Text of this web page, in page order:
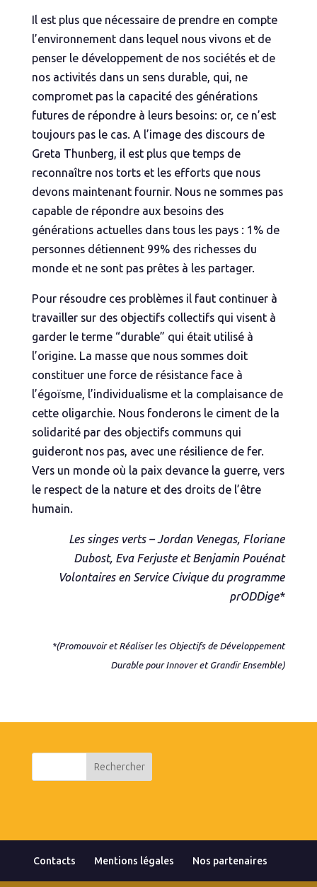
Il est plus que nécessaire de prendre en compte
l’environnement dans lequel nous vivons et de
penser le développement de nos sociétés et de
nos activités dans un sens durable, qui, ne
compromet pas la capacité des générations
futures de répondre à leurs besoins: or, ce n’est
toujours pas le cas. A l’image des discours de
Greta Thunberg, il est plus que temps de
reconnaître nos torts et les efforts que nous
devons maintenant fournir. Nous ne sommes pas
capable de répondre aux besoins des
générations actuelles dans tous les pays : 1% de
personnes détiennent 99% des richesses du
monde et ne sont pas prêtes à les partager.
Pour résoudre ces problèmes il faut continuer à
travailler sur des objectifs collectifs qui visent à
garder le terme “durable” qui était utilisé à
l’origine. La masse que nous sommes doit
constituer une force de résistance face à
l’égoïsme, l’individualisme et la complaisance de
cette oligarchie. Nous fonderons le ciment de la
solidarité par des objectifs communs qui
guideront nos pas, avec une résilience de fer.
Vers un monde où la paix devance la guerre, vers
le respect de la nature et des droits de l’être
humain.
Les singes verts – Jordan Venegas, Floriane
Dubost, Eva Ferjuste et Benjamin Pouénat
Volontaires en Service Civique du programme
prODDige*
*(Promouvoir et Réaliser les Objectifs de Développement
Durable pour Innover et Grandir Ensemble)
Contacts Mentions légales Nos partenaires